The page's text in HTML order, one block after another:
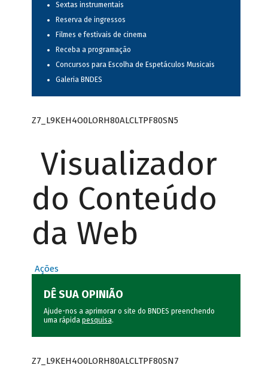
Sextas instrumentais
Reserva de ingressos
Filmes e festivais de cinema
Receba a programação
Concursos para Escolha de Espetáculos Musicais
Galeria BNDES
Z7_L9KEH4O0LORH80ALCLTPF80SN5
Visualizador
do Conteúdo
da Web
Ações
DÊ SUA OPINIÃO
Ajude-nos a aprimorar o site do BNDES preenchendo
uma rápida pesquisa.
Z7_L9KEH4O0LORH80ALCLTPF80SN7